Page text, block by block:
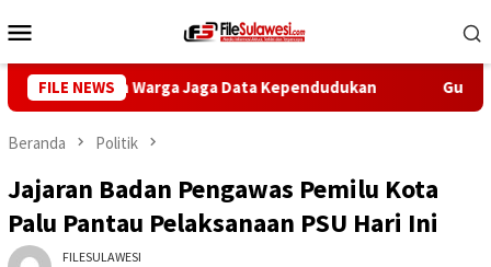
ke
Mobile
FILE NEWS
Warga Jaga Data Kependudukan Gubernur
Beranda Politik
Jajaran Badan Pengawas Pemilu Kota
Palu Pantau Pelaksanaan PSU Hari Ini
FILESULAWESI